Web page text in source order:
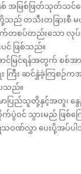
အမြစ်ဖြတ်သုတ်သင်ရေ
တို့သည် တသီးတခြာ
စပ်တည်းသော လုပ်င
င် ဖြစ်သည်။
ာင်မြင်ရန်အတွက် စစ်
ကြီး ဆင်နွှဲခဲ့ကြစဉ်
သည်။
ပြည်သူတို့နှင့်အတူ၊ နွ
ဝင် သွားမည် ဖြစ်က
ဝဏ်လွှာ ပေးပို့အပ်ပ